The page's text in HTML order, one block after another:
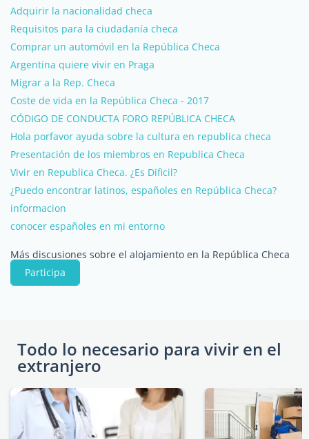
Adquirir la nacionalidad checa
Requisitos para la ciudadanía checa
Comprar un automóvil en la República Checa
Argentina quiere vivir en Praga
Migrar a la Rep. Checa
Coste de vida en la República Checa - 2017
CÓDIGO DE CONDUCTA FORO REPÚBLICA CHECA
Hola porfavor ayuda sobre la cultura en republica checa
Presentación de los miembros en Republica Checa
Vivir en Republica Checa. ¿Es Dificil?
¿Puedo encontrar latinos, españoles en República Checa?
informacion
conocer españoles en mi entorno
Más discusiones sobre el alojamiento en la República Checa
Participa
Todo lo necesario para vivir en el
extranjero